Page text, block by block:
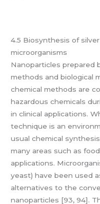
4.5 Biosynthesis of
microorganisms
Nanoparticles prepared
methods and biological
chemical methods are
hazardous chemicals
in clinical applications.
technique is an
usual chemical
many areas such as
applications.
yeast) have been used
alternatives to the
nanoparticles [93, 94].